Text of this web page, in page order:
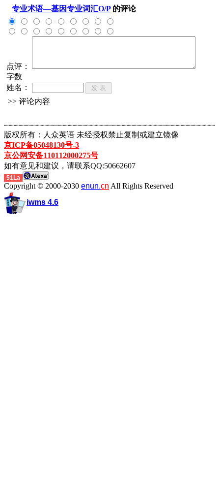
专业术语—基因专业词汇O/P 的评论
点评：
字数
姓名：
>> 评论内容
┈┈┈┈┈┈┈┈┈┈┈┈┈┈┈┈┈┈┈┈┈┈┈┈┈┈┈┈┈┈┈┈┈┈┈┈┈┈┈┈┈┈┈
版权所有：人众英语 未经授权禁止复制或建立镜像
京ICP备05048130号-3
京公网安备110112000275号
如有意见和建议，请联系QQ:50662607
51La
Copyright © 2000-2030 enun.cn All Rights Reserved
iwms 4.6